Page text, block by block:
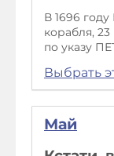
В 1696
корабля,
по указу
Выбрать
Май